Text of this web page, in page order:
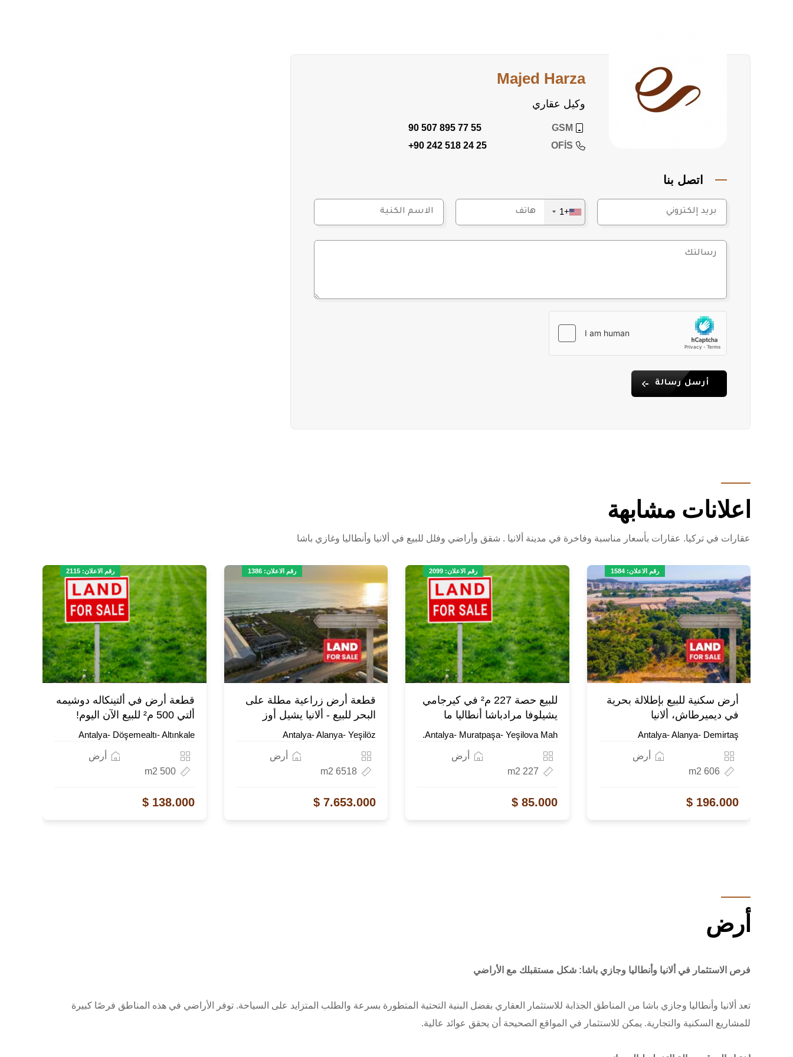
Majed Harza
وكيل عقاري
GSM
90 507 895 77 55
OFİS
+90 242 518 24 25
اتصل بنا
+1
أرسل رسالة
اعلانات مشابهة
عقارات في تركيا. عقارات بأسعار مناسبة وفاخرة في مدينة ألانيا . شقق وأراضي وفلل للبيع في ألانيا وأنطاليا وغازي باشا
رقم الاعلان: 1584
أرض سكنية للبيع بإطلالة بحرية
في ديميرطاش، ألانيا
Antalya- Alanya- Demirtaş
أرض
606 m2
196.000 $
رقم الاعلان: 2099
للبيع حصة 227 م² في كيرجامي
يشيلوفا مرادباشا أنطاليا ما
Antalya- Muratpaşa- Yeşilova Mah.
أرض
227 m2
85.000 $
رقم الاعلان: 1386
قطعة أرض زراعية مطلة على
البحر للبيع - ألانيا يشيل أوز
Antalya- Alanya- Yeşilöz
أرض
6518 m2
7.653.000 $
رقم الاعلان: 2115
قطعة أرض في ألتينكاله دوشيمه
ألتي 500 م² للبيع الآن اليوم!
Antalya- Döşemealtı- Altınkale
أرض
500 m2
138.000 $
أرض
فرص الاستثمار في ألانيا وأنطاليا وجازي باشا: شكل مستقبلك مع الأراضي
تعد ألانيا وأنطاليا وجازي باشا من المناطق الجذابة للاستثمار العقاري بفضل البنية التحتية المتطورة بسرعة والطلب المتزايد على السياحة. توفر الأراضي في هذه المناطق فرصًا كبيرة
للمشاريع السكنية والتجارية. يمكن للاستثمار في المواقع الصحيحة أن يحقق عوائد عالية.